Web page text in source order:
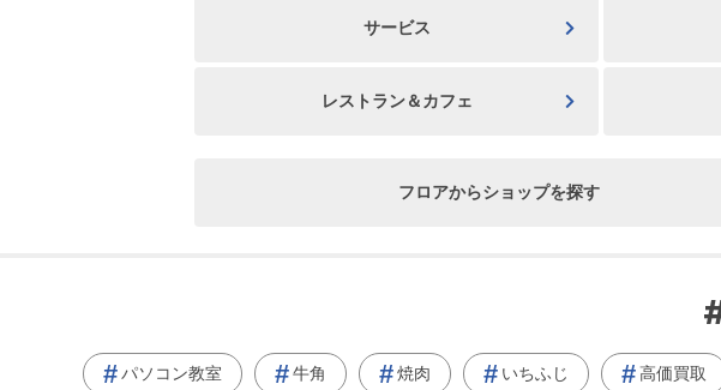
サービス
レストラン＆カフェ
フロアからショップを探す
パソコン教室 牛角 焼肉 いちふじ 高価買取